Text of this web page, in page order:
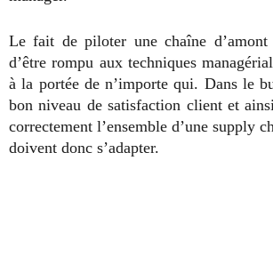
Le fait de piloter une chaîne d’amont
d’être rompu aux techniques
à la portée de n’importe qui. Dans le
bon niveau de satisfaction client et
correctement l’ensemble d’une supply
doivent donc s’adapter.